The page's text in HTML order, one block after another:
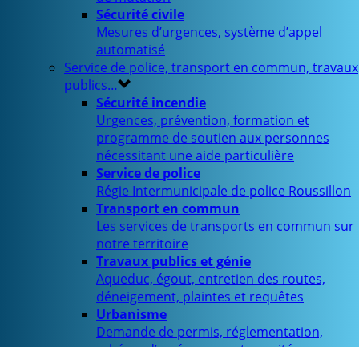
Sécurité civile
Mesures d’urgences, système d’appel
automatisé
Service de police, transport en commun, travaux
publics…
Sécurité incendie
Urgences, prévention, formation et
programme de soutien aux personnes
nécessitant une aide particulière
Service de police
Régie Intermunicipale de police Roussillon
Transport en commun
Les services de transports en commun sur
notre territoire
Travaux publics et génie
Aqueduc, égout, entretien des routes,
déneigement, plaintes et requêtes
Urbanisme
Demande de permis, réglementation,